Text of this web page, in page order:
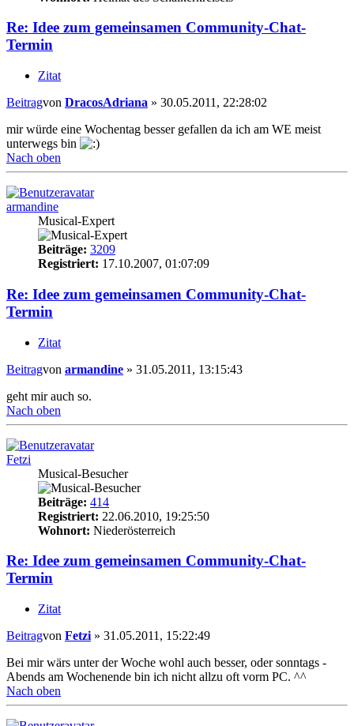
Re: Idee zum gemeinsamen Community-Chat-
Termin
Zitat
Beitragvon DracosAdriana » 30.05.2011, 22:28:02
mir würde eine Wochentag besser gefallen da ich am WE meist
unterwegs bin
Nach oben
armandine
Musical-Expert
Beiträge: 3209
Registriert: 17.10.2007, 01:07:09
Re: Idee zum gemeinsamen Community-Chat-
Termin
Zitat
Beitragvon armandine » 31.05.2011, 13:15:43
geht mir auch so.
Nach oben
Fetzi
Musical-Besucher
Beiträge: 414
Registriert: 22.06.2010, 19:25:50
Wohnort: Niederösterreich
Re: Idee zum gemeinsamen Community-Chat-
Termin
Zitat
Beitragvon Fetzi » 31.05.2011, 15:22:49
Bei mir wärs unter der Woche wohl auch besser, oder sonntags -
Abends am Wochenende bin ich nicht allzu oft vorm PC. ^^
Nach oben